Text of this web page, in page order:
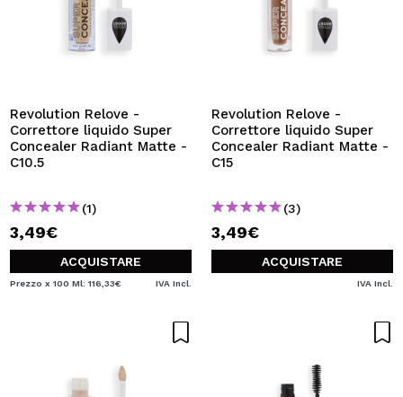
Revolution Relove -
Correttore liquido Super
Concealer Radiant Matte -
C10.5
(1)
3,49€
ACQUISTARE
Prezzo x 100 Ml: 116,33€ IVA Incl.
Revolution Relove -
Correttore liquido Super
Concealer Radiant Matte -
C15
(3)
3,49€
ACQUISTARE
IVA Incl.